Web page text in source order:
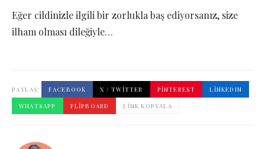
Eğer cildinizle ilgili bir zorlukla baş ediyorsanız, size
ilham olması dileğiyle…
PAYLAŞ: FACEBOOK X / TWITTER PINTEREST
LINKEDIN
WHATSAPP
FLIPBOARD LINK KOPYALA